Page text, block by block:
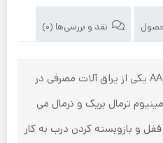
نقد و بررسی‌ها (0)
دستگیره درب AA یکی از یراق آلات مصرفی در
ترمال بریک و نرمال می
و بازوبسته کردن درب به کار